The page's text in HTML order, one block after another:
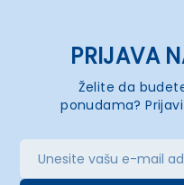
PRIJAVA
Želite da
ponudama?